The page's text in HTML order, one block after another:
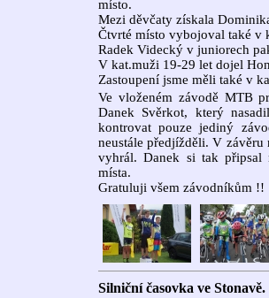
místo.
Mezi děvčaty získala
Čtvrté místo vybojoval také v
Radek Videcký v juniorech
V kat.muži 19-29 let dojel
Zastoupení jsme měli také v
Ve vloženém závodě MTB
Danek Svěrkot, který
kontrovat pouze jediný
neustále předjížděli. V závěru
vyhrál. Danek si tak připsal
místa.
Gratuluji všem závodníkům !!
Silniční časovka ve Stonavě.